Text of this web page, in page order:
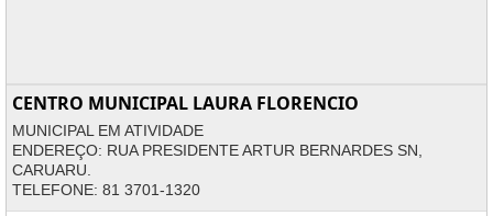
CENTRO MUNICIPAL LAURA FLORENCIO
MUNICIPAL EM ATIVIDADE
ENDEREÇO: RUA PRESIDENTE ARTUR BERNARDES SN,
CARUARU.
TELEFONE: 81 3701-1320